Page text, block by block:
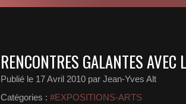
RENCONTRES GALANTES
Publié le 17 Avril 2010 par Jean-Yves Alt
Catégories : #EXPOSITIONS-ARTS